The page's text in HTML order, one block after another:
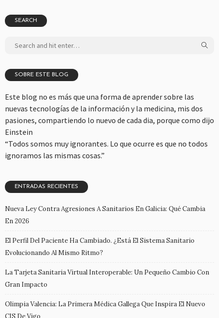
SEARCH
SOBRE ESTE BLOG
Este blog no es más que una forma de aprender sobre las
nuevas tecnologías de la información y la medicina, mis dos
pasiones, compartiendo lo nuevo de cada dia, porque como dijo
Einstein
“Todos somos muy ignorantes. Lo que ocurre es que no todos
ignoramos las mismas cosas.”
ENTRADAS RECIENTES
Nueva Ley Contra Agresiones A Sanitarios En Galicia: Qué Cambia
En 2026
El Perfil Del Paciente Ha Cambiado. ¿Está El Sistema Sanitario
Evolucionando Al Mismo Ritmo?
La Tarjeta Sanitaria Virtual Interoperable: Un Pequeño Cambio Con
Gran Impacto
Olimpia Valencia: La Primera Médica Gallega Que Inspira El Nuevo